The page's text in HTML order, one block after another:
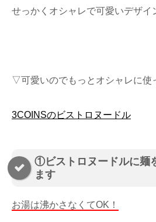
せっかくオシャレで可愛いデザイ
▽可愛いのでもっとオシャレに使
3COINSのビストロヌードル
①ビストロヌードルに麺
ます
お湯は沸かさなくてOK！